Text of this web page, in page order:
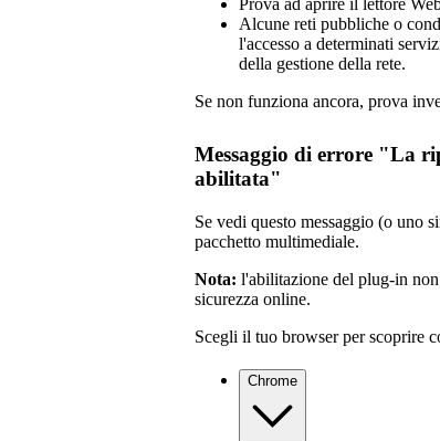
Alcune reti pubbliche o
l'accesso a determinati
della gestione della rete.
Se non funziona ancora, prova
Messaggio di errore "La
abilitata"
Se vedi questo messaggio (o uno
pacchetto multimediale.
Nota: l'abilitazione del plug-in
sicurezza online.
Scegli il tuo browser per scoprire
Chrome